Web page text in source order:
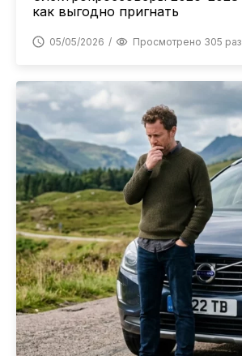
как выгодно пригнать
05/05/2026 Просмотрено 305 раз